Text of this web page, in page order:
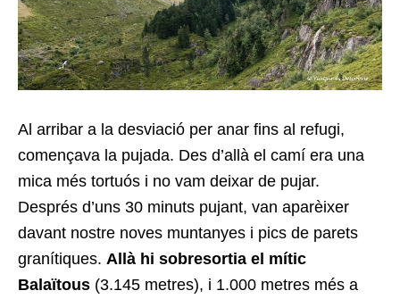
Al arribar a la desviació per anar fins al refugi,
començava la pujada. Des d’allà el camí era una
mica més tortuós i no vam deixar de pujar.
Després d’uns 30 minuts pujant, van aparèixer
davant nostre noves muntanyes i pics de parets
granítiques. Allà hi sobresortia el mític
Balaïtous (3.145 metres), i 1.000 metres més a